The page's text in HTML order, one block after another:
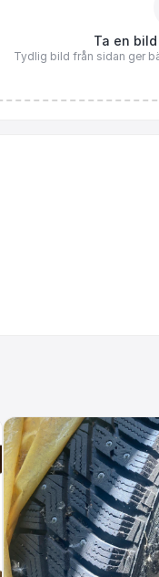
Ta en
Tydlig bild från sidan ger